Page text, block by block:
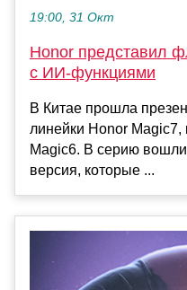
19:00, 31 Окт
Honor представил
с ИИ-функциями
В Китае прошла
линейки Honor
Magic6. В серию
версия, которые ...